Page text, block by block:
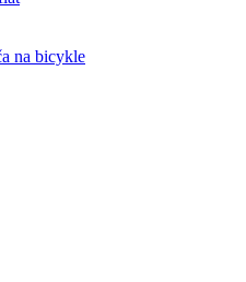
na bicykle